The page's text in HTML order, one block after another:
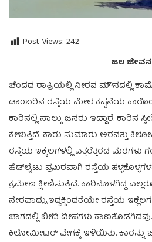
Post Views: 242
ಜಲ ಜೀವನ
ಚೆಂದದ ರಾತ್ರಿಯಲ್ಲಿ ನೀರವ ಮೌನದಲ್ಲಿ
ಡಾಂಬರಿನ ರಸ್ತೆಯ ಮೇಲೆ ಕಪ್ಪನೆಯ
ಕಾರಿನಲ್ಲಿ ನಾಲ್ಕು ಜನರು ಇದ್ದಾರೆ. ಕಾರಿನ
ಕೇಳುತ್ತಿದೆ. ಕಾರು ಸುಮಾರು ಅರವತ್ತು
ರಸ್ತೆಯ ಇಕ್ಕೆಲಗಳಲ್ಲಿ ಎತ್ತರೆತ್ತರದ
ಹೆಡ್‌ಲೈಟು ಪ್ರಖರವಾಗಿ ರಸ್ತೆಯ
ಕ್ರಮೇಣ ಕ್ಷೀಣಿಸುತ್ತಿದೆ. ಕಾರಿನೊಳಗಿದ್ದ
ನೇರವಾದ್ರು,ಇದ್ದಕ್ಕಿಂದತೆಯೇ ರಸ್ತೆಯ
ಜಾಗದಲ್ಲಿ ಬೀದಿ ದೀಪಗಳು
ಕಿಲೋಮೀಟರ್ ವೇಗಕ್ಕೆ ಇಳಿಯಿತು. ಕಾರನ್ನು